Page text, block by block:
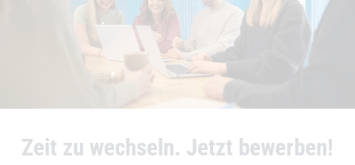
Zeit zu wechseln. Jetzt bewerben!